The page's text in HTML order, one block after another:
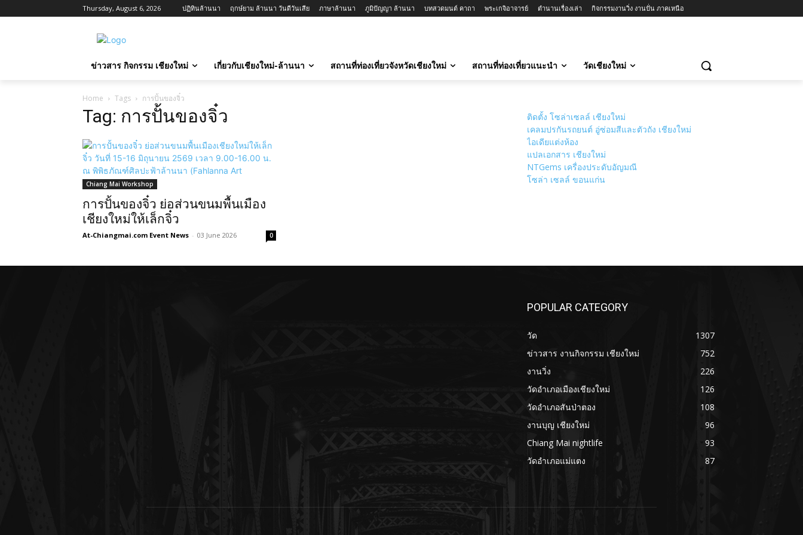
Thursday, August 6, 2026 ปฏิทินล้านนา ฤกษ์ยาม ล้านนา วันดีวันเสีย ภาษาล้านนา ภูมิปัญญา ล้านนา บทสวดมนต์ คาถา พระเกจิอาจารย์ ตำนานเรื่องเล่า กิจกรรมงานวิ่ง งานปั่น ภาคเหนือ
ข่าวสาร กิจกรรม เชียงใหม่ เกี่ยวกับเชียงใหม่-ล้านนา สถานที่ท่องเที่ยวจังหวัดเชียงใหม่ สถานที่ท่องเที่ยวแนะนำ วัดเชียงใหม่
Home Tags การปั้นของจิ๋ว
Tag: การปั้นของจิ๋ว
Chiang Mai Workshop
การปั้นของจิ๋ว ย่อส่วนขนมพื้นเมือง
เชียงใหม่ให้เล็กจิ๋ว
At-Chiangmai.com Event News - 03 June 2026 0
ติดตั้ง โซล่าเซลล์ เชียงใหม่
เคลมปรกันรถยนต์ อู่ซ่อมสีและตัวถัง เชียงใหม่
ไอเดียแต่งห้อง
แปลเอกสาร เชียงใหม่
NTGems เครื่องประดับอัญมณี
โซล่า เซลล์ ขอนแก่น
POPULAR CATEGORY
วัด
1307
ข่าวสาร งานกิจกรรม เชียงใหม่
752
งานวิ่ง
226
วัดอำเภอเมืองเชียงใหม่
126
วัดอำเภอสันป่าตอง
108
งานบุญ เชียงใหม่
96
Chiang Mai nightlife
93
วัดอำเภอแม่แตง
87